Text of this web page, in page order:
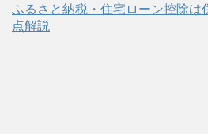
ふるさと納税・住宅ローン控除は
点解説